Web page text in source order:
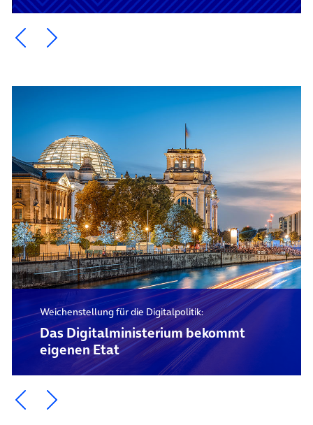
Ein Element zurück blättern
Ein Element weiter blättern
Weichenstellung für die Digitalpolitik:
Das Digital­ministerium bekommt
eigenen Etat
Ein Element zurück blättern
Ein Element weiter blättern